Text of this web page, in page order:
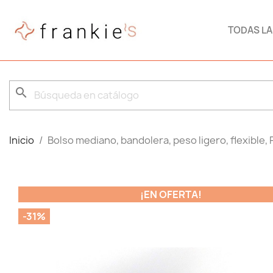
TODAS
search
Inicio Bolso mediano, bandolera, peso ligero, flexible,
¡EN OFERTA!
-31%